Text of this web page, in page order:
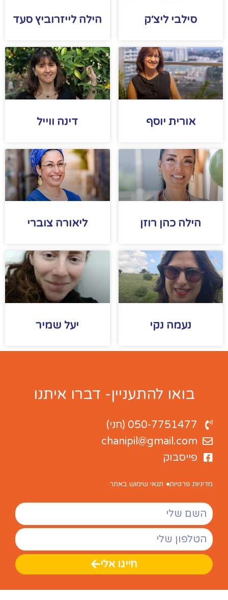
סילבי ליצ׳ק הילה לייזרוביץ סעד
אורית יוסף דינה ווייל
הילה כהן רוזן ליאורה צוברי
נעמה נקי יעל שמיר
בואו להתעניין- דברו איתנו
050-7751477 (חני)
chanipil@gmail.com
פייסבוק
מדיניות פרטיות תנאי שימוש באתר
חייגו אלי